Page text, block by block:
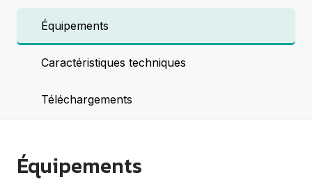
Équipements
Caractéristiques techniques
Téléchargements
Équipements